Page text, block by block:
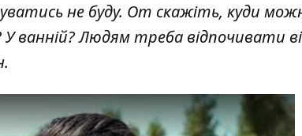
не буду. От скажіть, куди
ванній? Людям треба відпочивати